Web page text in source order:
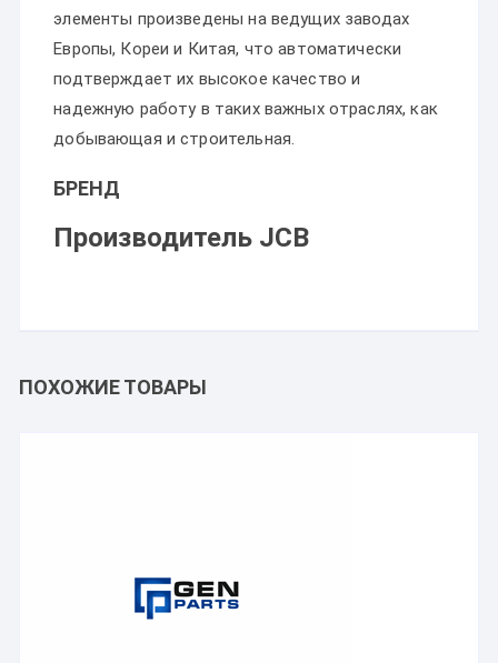
элементы произведены на ведущих заводах
Европы, Кореи и Китая, что автоматически
подтверждает их высокое качество и
надежную работу в таких важных отраслях, как
добывающая и строительная.
БРЕНД
Производитель JCB
ПОХОЖИЕ ТОВАРЫ